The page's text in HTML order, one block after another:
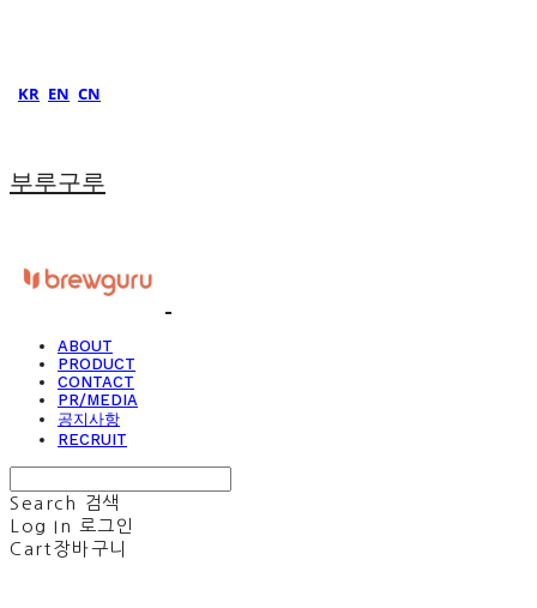
KR EN CN
부루구루
ABOUT
PRODUCT
CONTACT
PR/MEDIA
공지사항
RECRUIT
Search
검색
Log In 로그인
Cart 장바구니